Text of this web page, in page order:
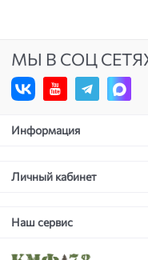
МЫ В СОЦ
Информация
Личный кабинет
Наш сервис